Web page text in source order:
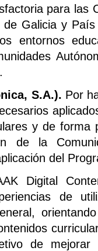
para las
de Galicia y
entornos
S.A.). Por
y de forma
de la
del
Digital
de
de